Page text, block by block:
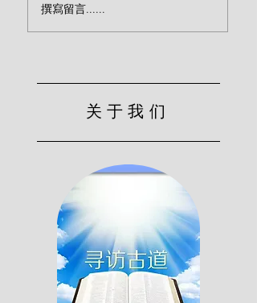
撰寫留言......
关于我们